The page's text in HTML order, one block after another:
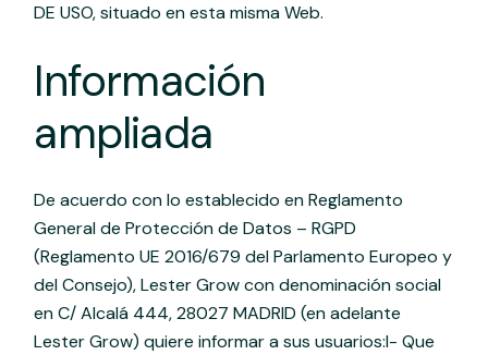
DE USO, situado en esta misma Web.
Información
ampliada
De acuerdo con lo establecido en Reglamento
General de Protección de Datos – RGPD
(Reglamento UE 2016/679 del Parlamento Europeo y
del Consejo), Lester Grow con denominación social
en C/ Alcalá 444, 28027 MADRID (en adelante
Lester Grow) quiere informar a sus usuarios:I- Que